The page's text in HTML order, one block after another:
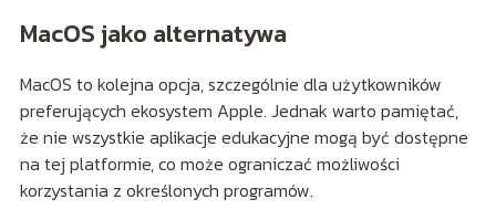
MacOS jako alternatywa
MacOS to kolejna opcja, szczególnie dla użytkowników
preferujących ekosystem Apple. Jednak warto pamiętać,
że nie wszystkie aplikacje edukacyjne mogą być dostępne
na tej platformie, co może ograniczać możliwości
korzystania z określonych programów.